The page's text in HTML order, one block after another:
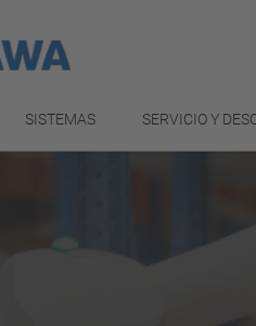
SISTEMAS SERVICIO Y